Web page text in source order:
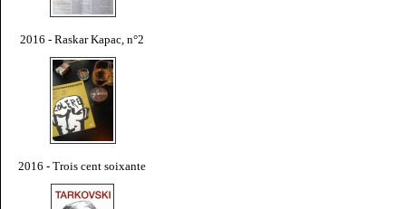
2016 - Raskar Kapac, n°2
2016 - Trois cent soixante